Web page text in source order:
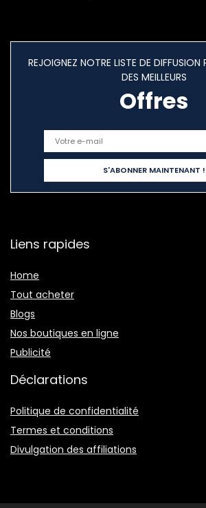
REJOIGNEZ NOTRE LISTE DE DIFFUSION
DES MEILLEURS
Offres
Liens rapides
Home
Tout acheter
Blogs
Nos boutiques en ligne
Publicité
Déclarations
Politique de confidentialité
Termes et conditions
Divulgation des affiliations